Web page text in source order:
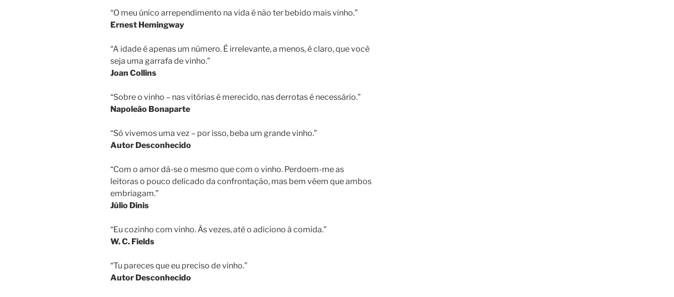
“O meu único arrependimento na vida é não ter bebido mais vinho.”
Ernest Hemingway
“A idade é apenas um número. É irrelevante, a menos, é claro, que você
seja uma garrafa de vinho.”
Joan Collins
“Sobre o vinho – nas vitórias é merecido, nas derrotas é necessário.”
Napoleão Bonaparte
“Só vivemos uma vez – por isso, beba um grande vinho.”
Autor Desconhecido
“Com o amor dá-se o mesmo que com o vinho. Perdoem-me as
leitoras o pouco delicado da confrontação, mas bem vêem que ambos
embriagam.”
Júlio Dinis
“Eu cozinho com vinho. Às vezes, até o adiciono à comida.”
W. C. Fields
“Tu pareces que eu preciso de vinho.”
Autor Desconhecido